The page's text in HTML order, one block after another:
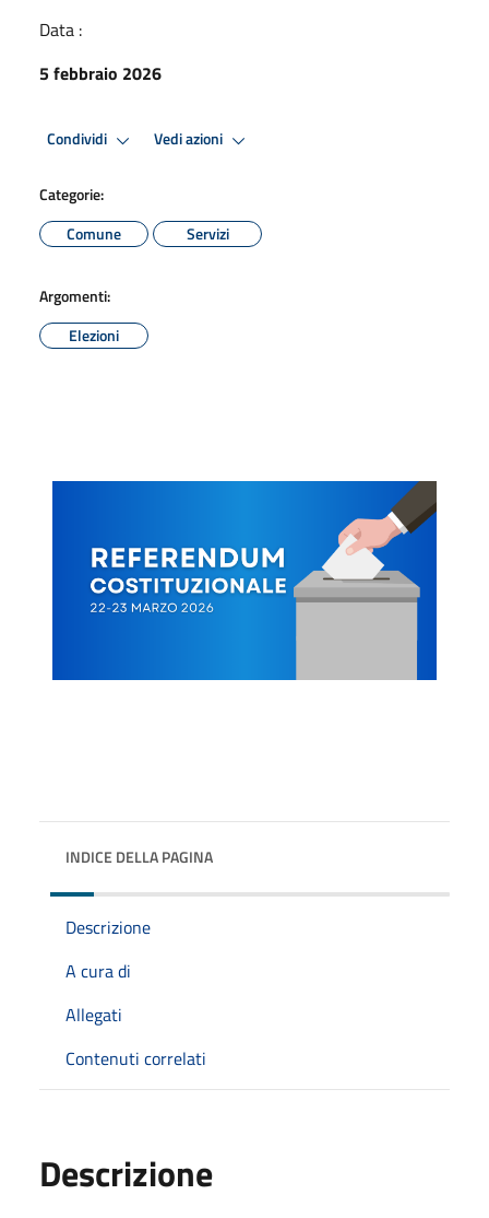
Data :
5 febbraio 2026
Condividi Vedi azioni
Categorie:
Comune
Servizi
Argomenti:
Elezioni
INDICE DELLA PAGINA
Descrizione
A cura di
Allegati
Contenuti correlati
Descrizione